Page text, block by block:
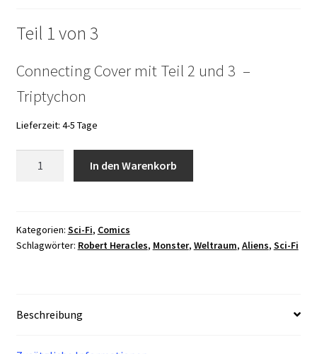
Teil 1 von 3
Connecting Cover mit Teil 2 und 3 –
Triptychon
Lieferzeit: 4-5 Tage
Die
weiße
In den Warenkorb
Kategorien: Sci-Fi, Comics
Schlagwörter: Robert Heracles, Monster, Weltraum, Aliens, Sci-Fi
Beschreibung